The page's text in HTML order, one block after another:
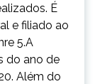
É
e filiado ao
5.A
do ano de
Além do